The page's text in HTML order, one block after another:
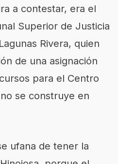
a contestar, era el
Superior de Justicia
Rivera, quien
de una asignación
para el Centro
se construye en
ufana de tener la